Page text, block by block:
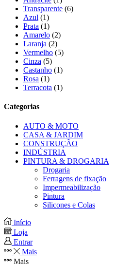
Transparente (6)
Azul (1)
Prata (1)
Amarelo (2)
Laranja (2)
Vermelho (5)
Cinza (5)
Castanho (1)
Rosa (1)
Terracota (1)
Categorias
AUTO & MOTO
CASA & JARDIM
CONSTRUÇÃO
INDÚSTRIA
PINTURA & DROGARIA
Drogaria
Ferragens de fixação
Impermeabilização
Pintura
Silicones e Colas
Início
Loja
Entrar
Mais
Mais